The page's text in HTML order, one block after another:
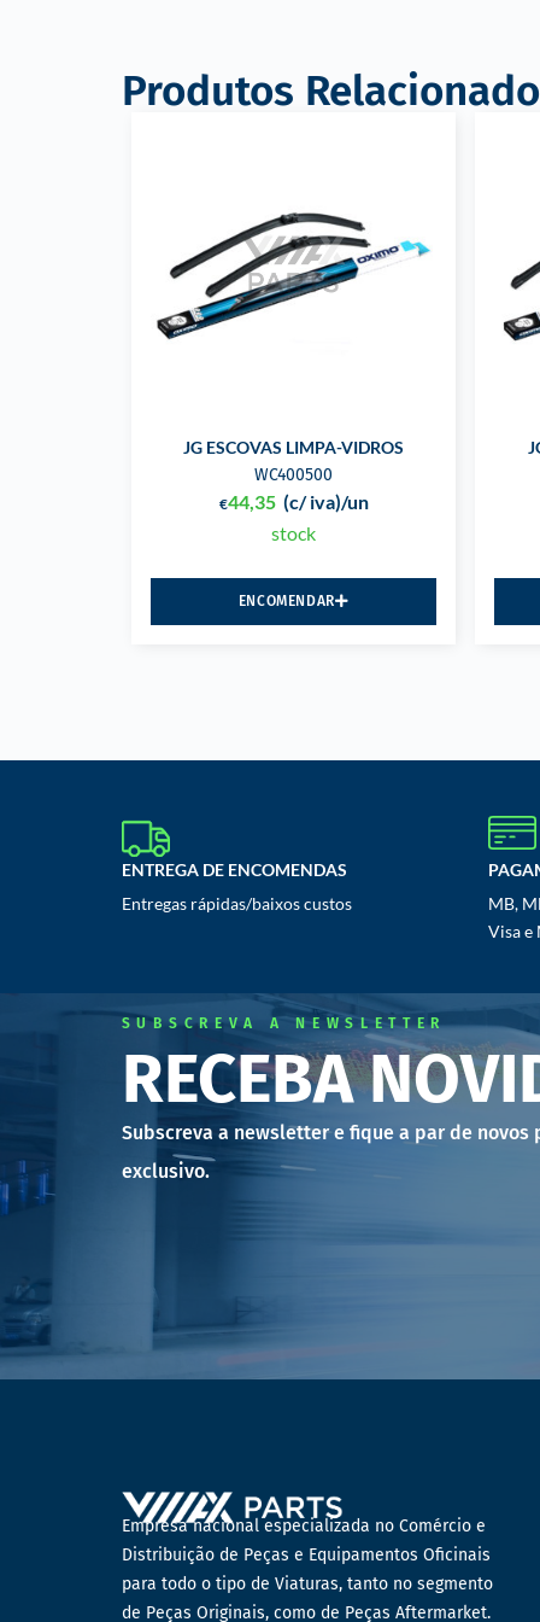
Produtos
JG ESCOVAS LIMPA-VIDROS
WC400500
€44,35 (c/ iva)/un
stock
ENCOMENDAR
ENTREGA DE ENCOMENDAS
Entregas rápidas/baixos custos
MB,
Visa e
SUBSCREVA A NEWSLETTER
RECEBA
Subscreva a newsletter e fique a par de
exclusivo.
Empresa nacional especializada no Comércio e
Distribuição de Peças e Equipamentos Oficinais
para todo o tipo de Viaturas, tanto no segmento
de Peças Originais, como de Peças Aftermarket.